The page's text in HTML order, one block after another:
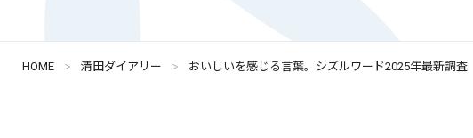
HOME 清田ダイアリー おいしいを感じる言葉。シズルワード2025年最新調査